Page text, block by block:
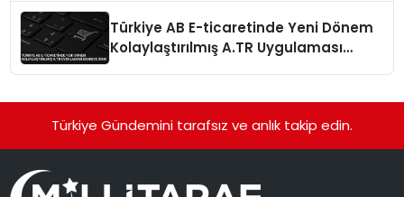
Türkiye AB E-ticaretinde Yeni Dönem
Kolaylaştırılmış A.TR Uygulaması
Türkiye Gündemini tarafsız ve anlık takip edin.